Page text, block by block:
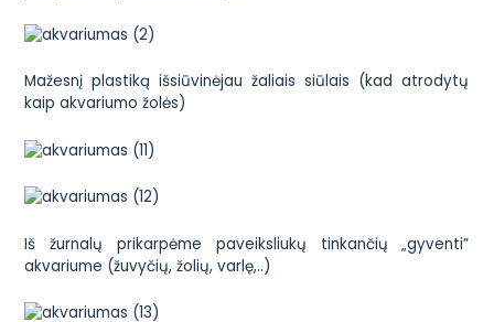
Mažesnį plastiką išsiūvinėjau žaliais siūlais (kad atrodytų
kaip akvariumo žolės)
Iš žurnalų prikarpėme paveiksliukų tinkančių „gyventi”
akvariume (žuvyčių, žolių, varlę,..)